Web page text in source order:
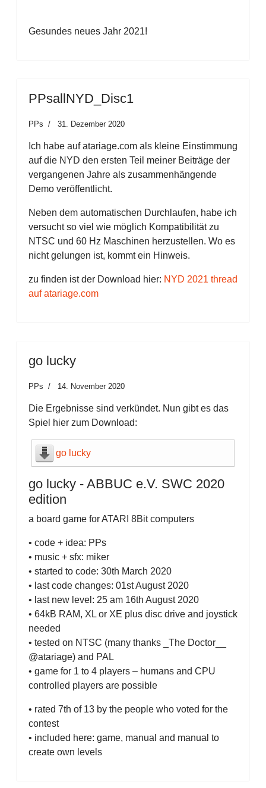
Gesundes neues Jahr 2021!
PPsallNYD_Disc1
PPs 31. Dezember 2020
Ich habe auf atariage.com als kleine Einstimmung
auf die NYD den ersten Teil meiner Beiträge der
vergangenen Jahre als zusammenhängende
Demo veröffentlicht.
Neben dem automatischen Durchlaufen, habe ich
versucht so viel wie möglich Kompatibilität zu
NTSC und 60 Hz Maschinen herzustellen. Wo es
nicht gelungen ist, kommt ein Hinweis.
zu finden ist der Download hier: NYD 2021 thread
auf atariage.com
go lucky
PPs 14. November 2020
Die Ergebnisse sind verkündet. Nun gibt es das
Spiel hier zum Download:
go lucky
go lucky - ABBUC e.V. SWC 2020
edition
a board game for ATARI 8Bit computers
• code + idea: PPs
• music + sfx: miker
• started to code: 30th March 2020
• last code changes: 01st August 2020
• last new level: 25 am 16th August 2020
• 64kB RAM, XL or XE plus disc drive and joystick
needed
• tested on NTSC (many thanks _The Doctor__
@atariage) and PAL
• game for 1 to 4 players – humans and CPU
controlled players are possible
• rated 7th of 13 by the people who voted for the
contest
• included here: game, manual and manual to
create own levels